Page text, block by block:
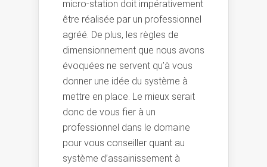
micro-station doit impérativement
être réalisée par un professionnel
agréé. De plus, les règles de
dimensionnement que nous avons
évoquées ne servent qu’à vous
donner une idée du système à
mettre en place. Le mieux serait
donc de vous fier à un
professionnel dans le domaine
pour vous conseiller quant au
système d’assainissement à